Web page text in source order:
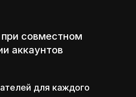
совместном
аккаунтов
для каждого